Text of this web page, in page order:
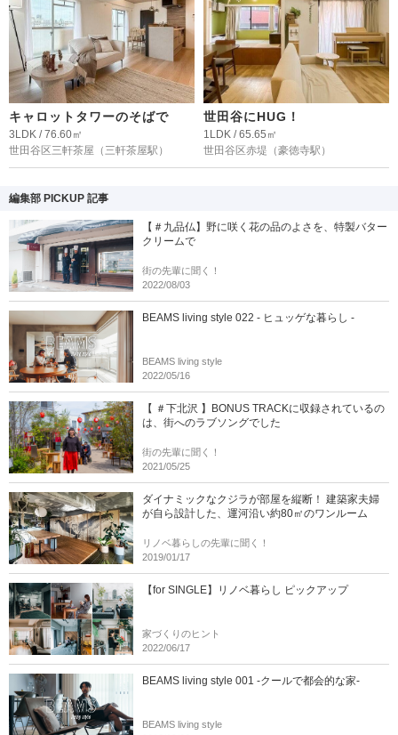
キャロットタワーのそばで
3LDK / 76.60㎡
世田谷区三軒茶屋 （三軒茶屋駅）
世田谷にHUG！
1LDK / 65.65㎡
世田谷区赤堤 （豪徳寺駅）
編集部 PICKUP 記事
【＃九品仏】野に咲く花の品のよさを、特製バター
クリームで
街の先輩に聞く！
2022/08/03
BEAMS living style 022 - ヒュッゲな暮らし -
BEAMS living style
2022/05/16
【 ＃下北沢 】BONUS TRACKに収録されているの
は、街へのラブソングでした
街の先輩に聞く！
2021/05/25
ダイナミックなクジラが部屋を縦断！ 建築家夫婦
が自ら設計した、運河沿い約80㎡のワンルーム
リノベ暮らしの先輩に聞く！
2019/01/17
【for SINGLE】リノベ暮らし ピックアップ
家づくりのヒント
2022/06/17
BEAMS living style 001 -クールで都会的な家-
BEAMS living style